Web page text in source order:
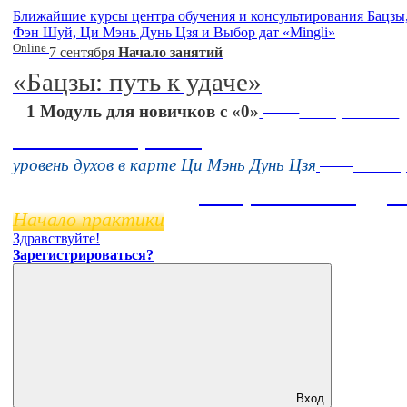
Ближайшие курсы центра обучения и консультирования
Фэн Шуй, Ци Мэнь Дунь Цзя и Выбор дат «Mingli»
Online 7 сентября Начало занятий
«Бацзы: путь к удаче»
1 Модуль для новичков с «0» 16 августа 11:00
уровень духов в карте Ци Мэнь Дунь Цзя
Начало практики
Здравствуйте!
Зарегистрироваться?
Вход